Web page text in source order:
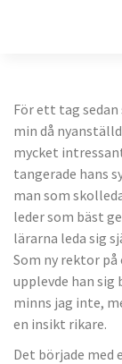
För ett tag
min då
mycket
tangerade hans
man som
leder som bäst
lärarna leda sig
Som ny rektor
upplevde han sig
minns jag inte,
en insikt rikare.
Det började med